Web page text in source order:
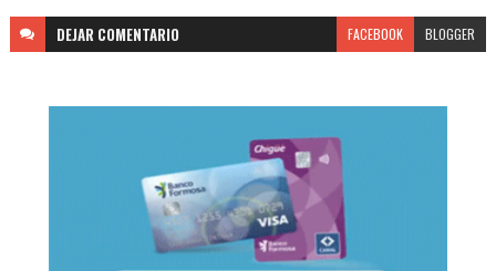
DEJAR COMENTARIO FACEBOOK BLOGGER